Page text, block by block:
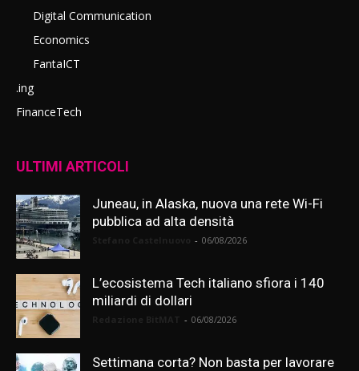
Digital Communication
Economics
FantaICT
.ing
FinanceTech
ULTIMI ARTICOLI
Juneau, in Alaska, nuova una rete Wi-Fi
pubblica ad alta densità
- 06/08/2026
L’ecosistema Tech italiano sfiora i 140
miliardi di dollari
- 06/08/2026
Settimana corta? Non basta per lavorare